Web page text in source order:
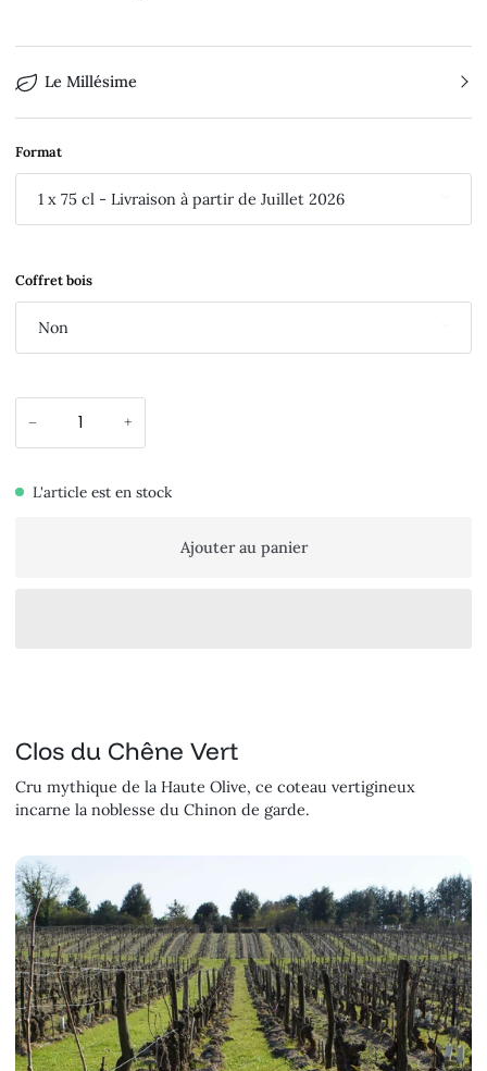
Le Millésime
Format
1 x 75 cl - Livraison à partir de Juillet 2026
Coffret bois
Non
− +
L'article est en stock
Ajouter au panier
Clos du Chêne Vert
Cru mythique de la Haute Olive, ce coteau vertigineux
incarne la noblesse du Chinon de garde.